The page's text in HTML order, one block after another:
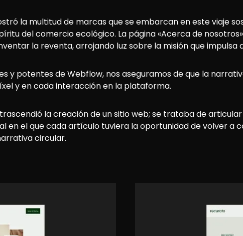
la multitud de marcas que se embarcan en este viaje
del comercio ecológico. La página «Acerca de
la reventa, arrojando luz sobre la misión que impulsa
y potentes de Webflow, nos aseguramos de que la
y en cada interacción en la plataforma.
la creación de un sitio web; se trataba de
en el que cada artículo tuviera la oportunidad de volver a
circular.